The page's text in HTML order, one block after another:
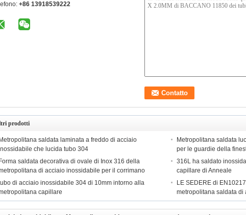
+86 13918539222
prodotti
saldata laminata a freddo di acciaio
che lucida tubo 304
Metropolitana saldata
per le guardie della
saldata decorativa di ovale di Inox 316 della
di acciaio inossidabile per il corrimano
316L ha saldato
capillare di Anneale
di acciaio inossidabile 304 di 10mm intorno alla
capillare
LE SEDERE di
metropolitana saldata di